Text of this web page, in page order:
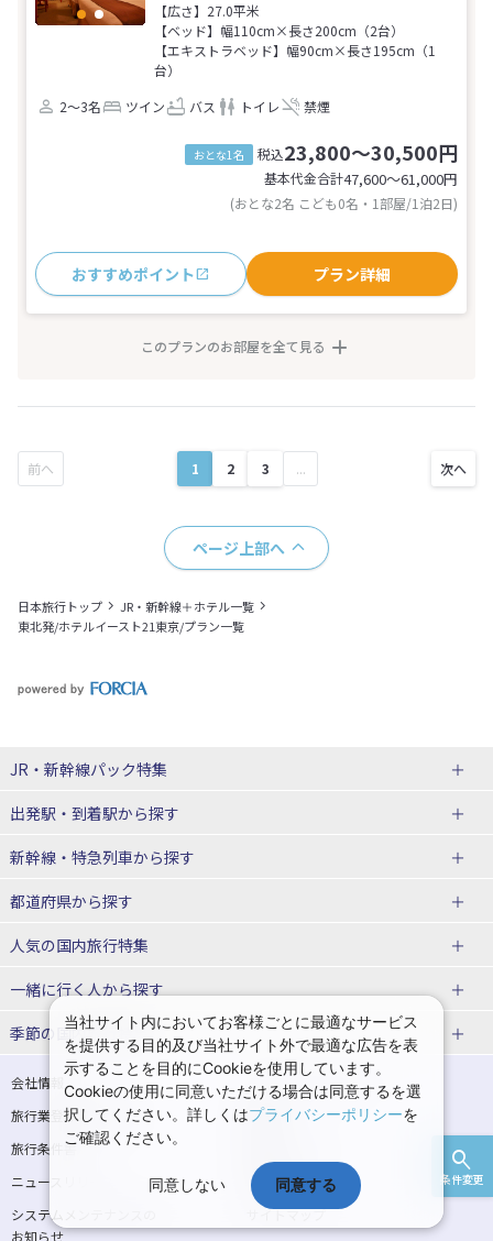
条件変更
【広さ】27.0平米
【ベッド】幅110cm×長さ200cm（2台）
【エキストラベッド】幅90cm×長さ195cm（1
台）
2～3名
ツイン バス トイレ 禁煙
おとな1名 税込23,800～30,500円
基本代金合計47,600〜61,000円
(おとな2名 こども0名・1部屋/1泊2日)
おすすめポイント プラン詳細
このプランのお部屋を全て見る
1 2 3 ...
ページ上部へ
日本旅行トップ
JR・新幹線＋ホテル一覧
東北発/ホテルイースト21東京/プラン一覧
JR・新幹線パック特集
JR・新幹線＋ホテルパック
出張パック
出発駅・到着駅から探す
秋田⇔東京 新幹線パック
仙台→東京 新幹線パック
富山⇔東京 新幹線パック
東京→仙台 新幹線パック
東京→金沢 新幹線パック 東京→新潟 新幹線パック
東京⇔軽井沢 新幹線パック 東京→長野 新幹線パック
東京→名古屋 新幹線パック 東京→京都 新幹線パック
ク
東京→神戸（新神戸） 新幹線パッ
東京→岡山 新幹線パック 東京→広島 新幹線パック
新幹線・特急列車から探す
北海道新幹線 旅行
山形新幹線 旅行
東海道新幹線 旅行
上越新幹線 旅行 山陽新幹線 旅行
九州新幹線 旅行 西九州新幹線 旅行
特急サンダーバード 旅行
都道府県から探す
北海道旅行・ツアー
東北
青森旅行・ツアー 岩手旅行・ツアー
宮城旅行・ツアー 秋田旅行・ツアー
福島旅行・ツアー
関東
人気の国内旅行特集
東京ディズニーリゾート®への旅
ユニバーサル・スタジオ・ジャパ
ンへの旅
温泉旅行 日帰り旅行
一緒に行く人から探す
一人旅 国内版 家族・子連れ旅行 国内版
カップル・夫婦旅行 国内版 女子旅 国内版
卒業旅行・学生旅行 国内版
季節の国内旅行特集
桜・お花見特集
ゴールデンウィーク（GW）の国内
旅行
夏休み・お盆の国内旅行
8月の国内旅行 9月の国内旅行
10月の国内旅行 11月の国内旅行
会社情報
プライバシーポリシー
旅行業登録票・約款
規約集
旅行条件書
ニュースリリース
採用情報
システムメンテナンスの
お知らせ
サイトマップ
当社サイト内においてお客様ごとに最適なサービス
を提供する目的及び当社サイト外で最適な広告を表
示することを目的にCookieを使用しています。
Cookieの使用に同意いただける場合は同意するを選
択してください。詳しくはプライバシーポリシーを
ご確認ください。
同意しない 同意する